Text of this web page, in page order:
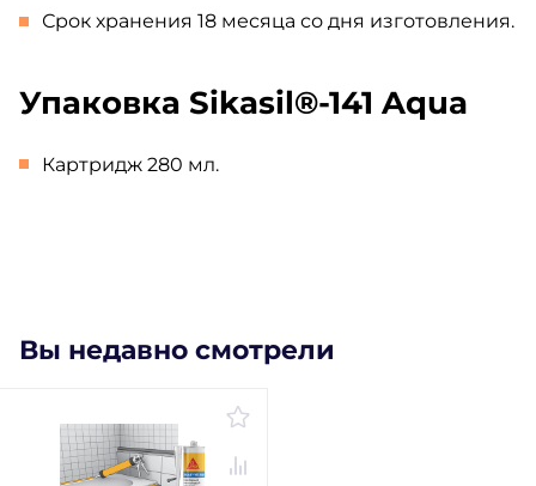
Срок хранения 18 месяца со дня изготовления.
Упаковка Sikasil®-141 Aqua
Картридж 280 мл.
Вы недавно смотрели